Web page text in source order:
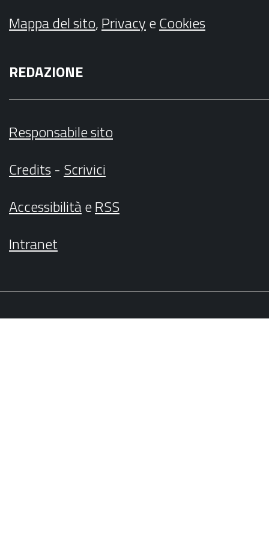
Mappa del sito,PrivacyeCookies
REDAZIONE
Responsabile sito
Credits- Scrivici
AccessibilitàeRSS
Intranet